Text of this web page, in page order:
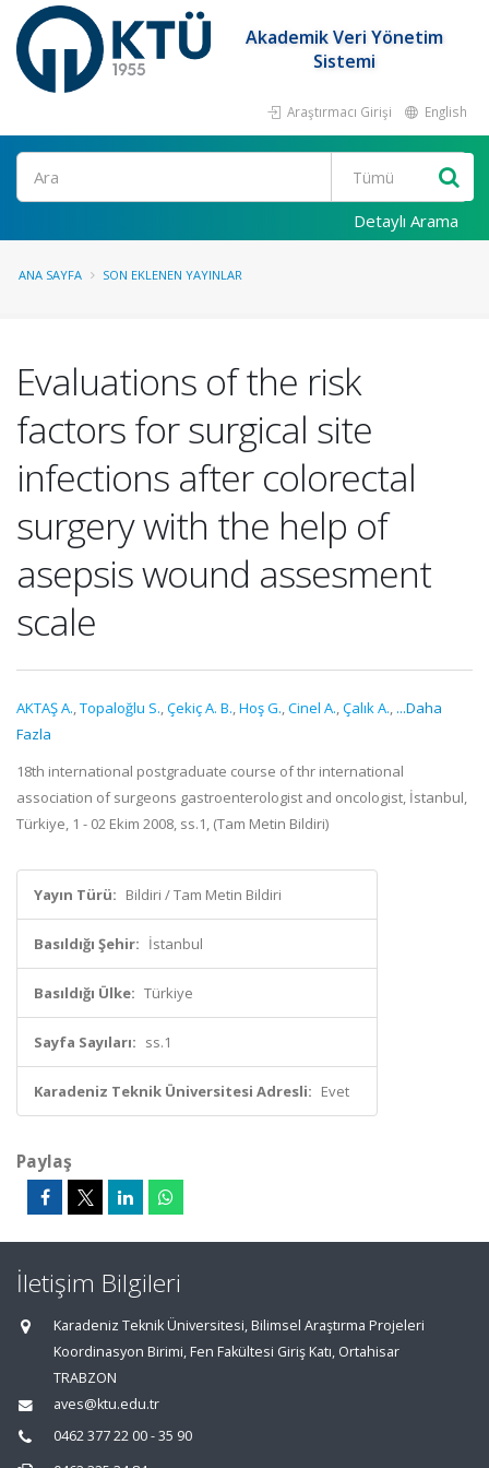
Akademik Veri Yönetim
Sistemi
Araştırmacı Girişi English
Ara
Detaylı Arama
ANA SAYFA SON EKLENEN YAYINLAR
Evaluations of the risk
factors for surgical site
infections after colorectal
surgery with the help of
asepsis wound assesment
scale
AKTAŞ A.,Topaloğlu S.,Çekiç A. B.,Hoş G.,Cinel A.,Çalık A., ...Daha
Fazla
18th international postgraduate course of thr international
association of surgeons gastroenterologist and oncologist, İstanbul,
Türkiye, 1 - 02 Ekim 2008, ss.1, (Tam Metin Bildiri)
Yayın Türü: Bildiri / Tam Metin Bildiri
Basıldığı Şehir: İstanbul
Basıldığı Ülke: Türkiye
Sayfa Sayıları: ss.1
Karadeniz Teknik Üniversitesi Adresli: Evet
Paylaş
İletişim Bilgileri
Karadeniz Teknik Üniversitesi, Bilimsel Araştırma Projeleri
Koordinasyon Birimi, Fen Fakültesi Giriş Katı, Ortahisar
TRABZON
aves@ktu.edu.tr
0462 377 22 00 - 35 90